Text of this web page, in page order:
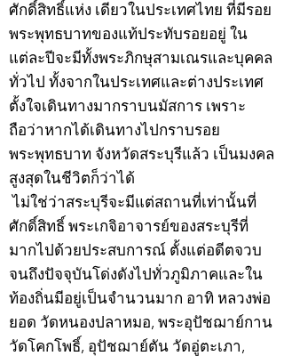
ศักดิ์สิทธิ์แห่ง เดียวในประเทศไทย ที่มีรอย
พระพุทธบาทของแท้ประทับรอยอยู่ ใน
แต่ละปีจะมีทั้งพระภิกษุสามเณรและบุคคล
ทั่วไป ทั้งจากในประเทศและต่างประเทศ
ตั้งใจเดินทางมากราบนมัสการ เพราะ
ถือว่าหากได้เดินทางไปกราบรอย
พระพุทธบาท จังหวัดสระบุรีแล้ว เป็นมงคล
สูงสุดในชีวิตก็ว่าได้
ไม่ใช่ว่าสระบุรีจะมีแต่สถานที่เท่านั้นที่
ศักดิ์สิทธิ์ พระเกจิอาจารย์ของสระบุรีที่
มากไปด้วยประสบการณ์ ตั้งแต่อดีตจวบ
จนถึงปัจจุบันโด่งดังไปทั่วภูมิภาคและใน
ท้องถิ่นมีอยู่เป็นจำนวนมาก อาทิ หลวงพ่อ
ยอด วัดหนองปลาหมอ, พระอุปัชฌาย์กาน
วัดโคกโพธิ์, อุปัชฌาย์ตัน วัดอู่ตะเภา,